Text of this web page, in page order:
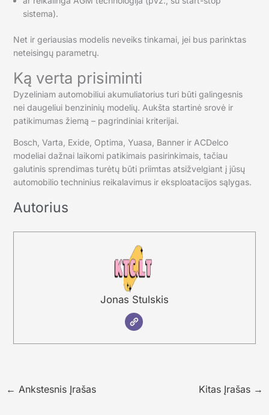
sistema).
Net ir geriausias modelis neveiks tinkamai, jei bus parinktas
neteisingų parametrų.
Ką verta prisiminti
Dyzeliniam automobiliui akumuliatorius turi būti galingesnis
nei daugeliui benzininių modelių. Aukšta startinė srovė ir
patikimumas žiemą – pagrindiniai kriterijai.
Bosch, Varta, Exide, Optima, Yuasa, Banner ir ACDelco
modeliai dažnai laikomi patikimais pasirinkimais, tačiau
galutinis sprendimas turėtų būti priimtas atsižvelgiant į jūsų
automobilio techninius reikalavimus ir eksploatacijos sąlygas.
Autorius
Jonas Stulskis
← Ankstesnis Įrašas Kitas Įrašas →